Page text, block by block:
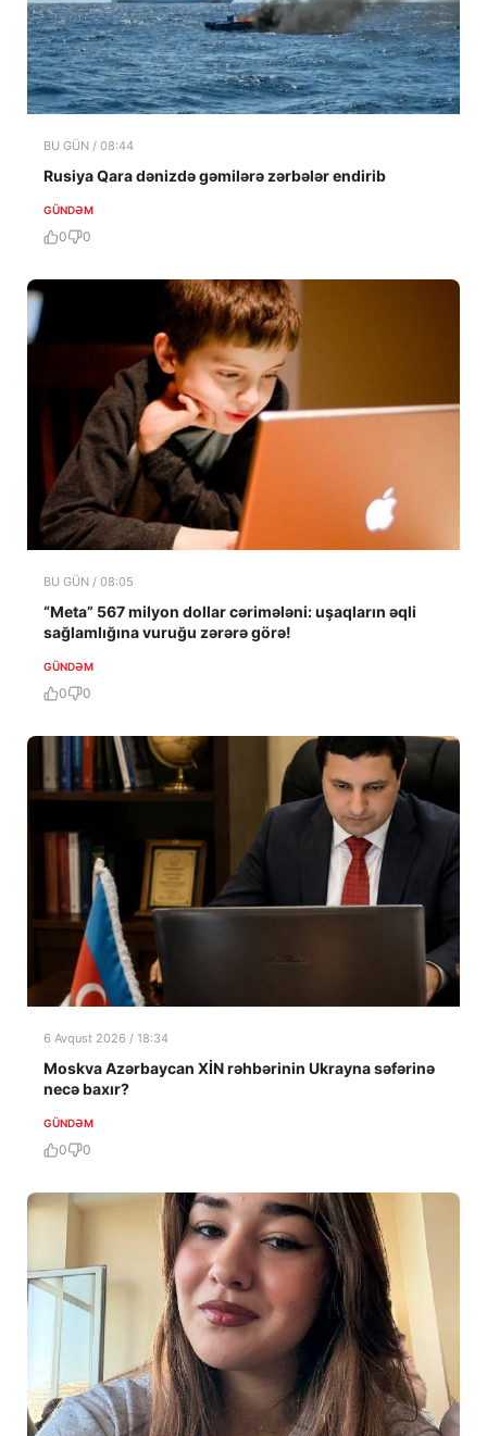
BU GÜN / 08:44
Rusiya Qara dənizdə gəmilərə zərbələr endirib
GÜNDƏM
0 0
BU GÜN / 08:05
“Meta” 567 milyon dollar cərimələni: uşaqların əqli
sağlamlığına vuruğu zərərə görə!
GÜNDƏM
0 0
6 Avqust 2026 / 18:34
Moskva Azərbaycan XİN rəhbərinin Ukrayna səfərinə
necə baxır?
GÜNDƏM
0 0